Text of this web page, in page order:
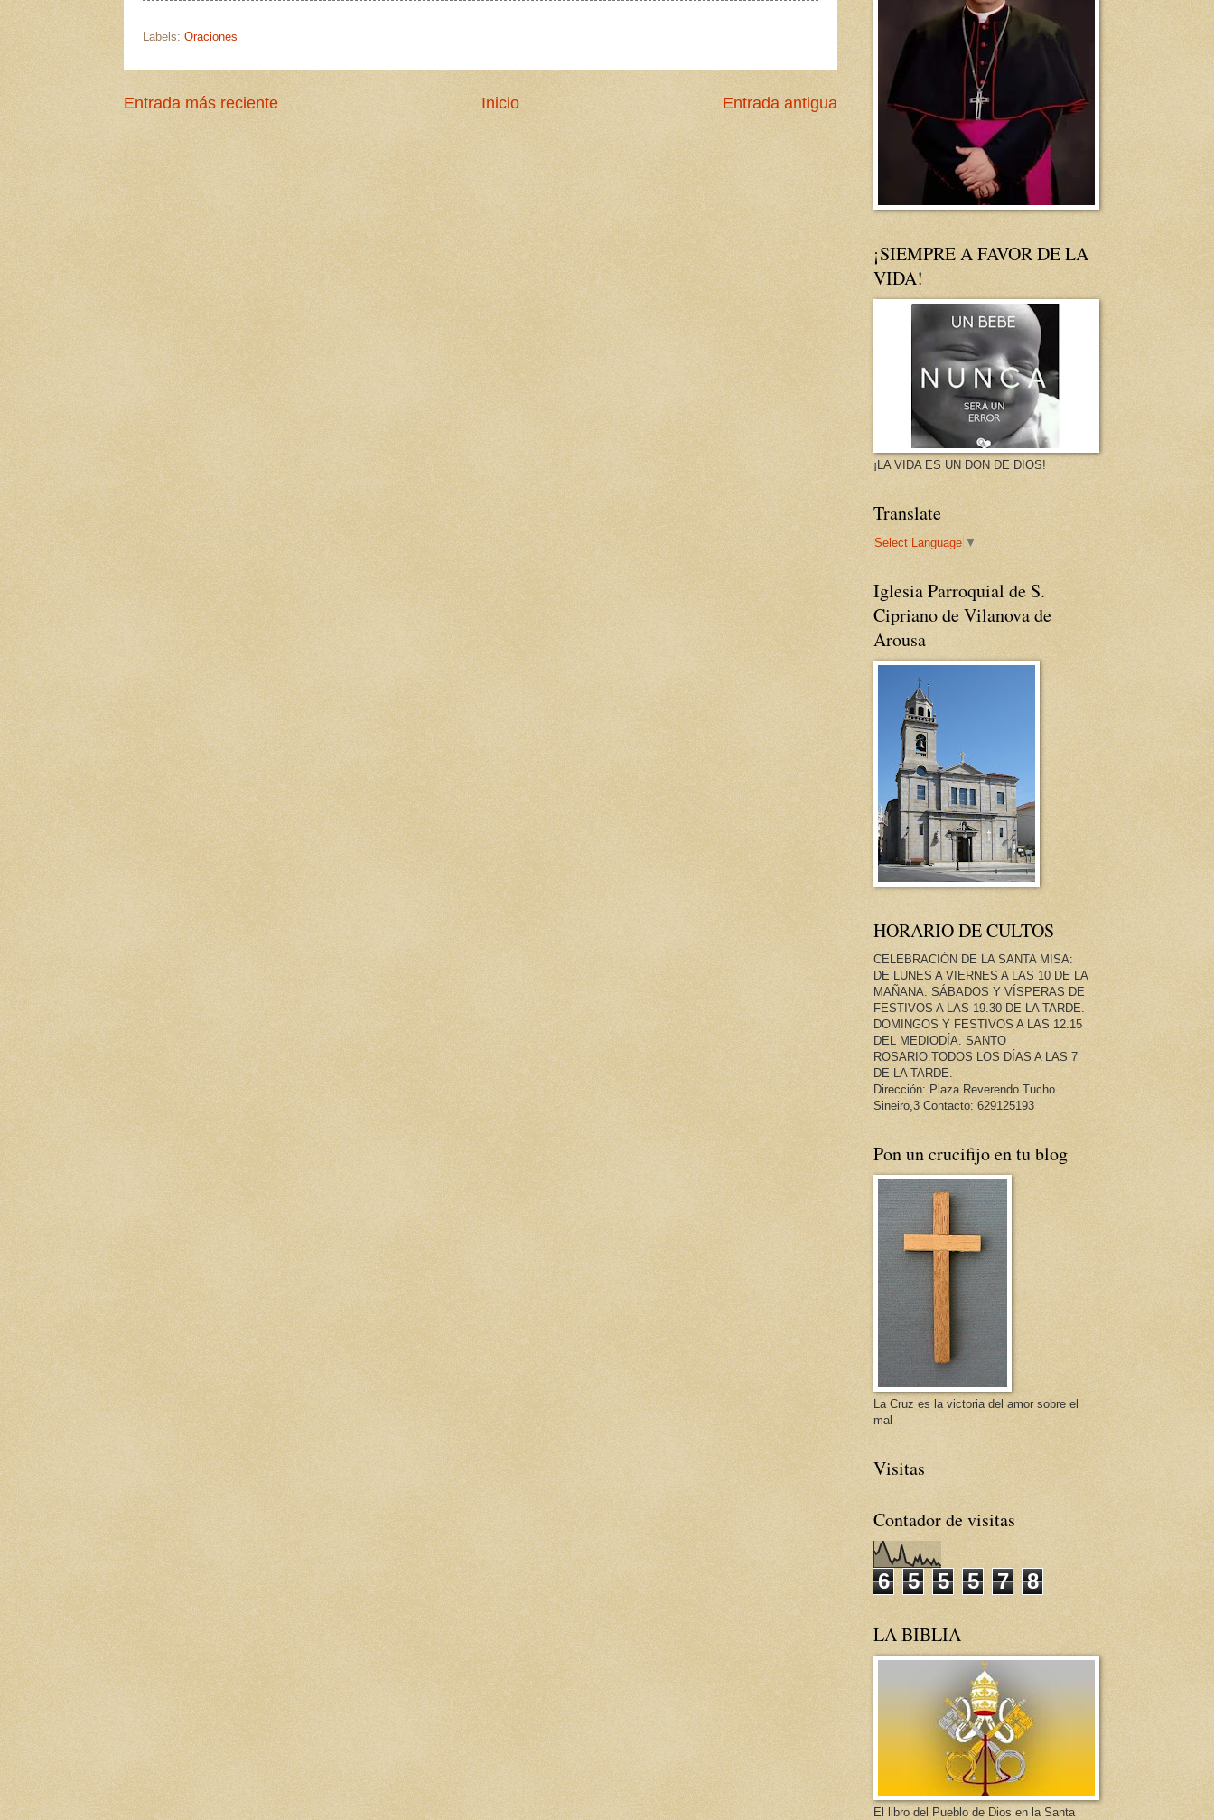
Labels: Oraciones
Entrada más reciente Entrada antigua
Inicio
¡SIEMPRE A FAVOR DE LA
VIDA!
¡LA VIDA ES UN DON DE DIOS!
Translate
Select Language ▼
Iglesia Parroquial de S.
Cipriano de Vilanova de
Arousa
HORARIO DE CULTOS
CELEBRACIÓN DE LA SANTA MISA:
DE LUNES A VIERNES A LAS 10 DE LA
MAÑANA. SÁBADOS Y VÍSPERAS DE
FESTIVOS A LAS 19.30 DE LA TARDE.
DOMINGOS Y FESTIVOS A LAS 12.15
DEL MEDIODÍA. SANTO
ROSARIO:TODOS LOS DÍAS A LAS 7
DE LA TARDE.
Dirección: Plaza Reverendo Tucho
Sineiro,3 Contacto: 629125193
Pon un crucifijo en tu blog
La Cruz es la victoria del amor sobre el
mal
Visitas
Contador de visitas
6 5 5 5 7 8
LA BIBLIA
El libro del Pueblo de Dios en la Santa